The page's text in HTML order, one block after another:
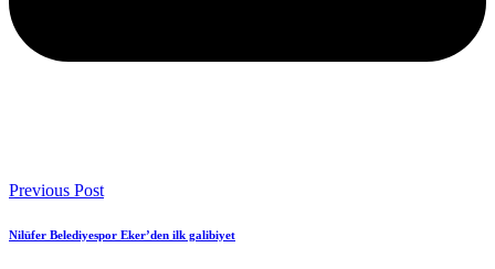
Previous Post
Nilüfer Belediyespor Eker’den ilk galibiyet